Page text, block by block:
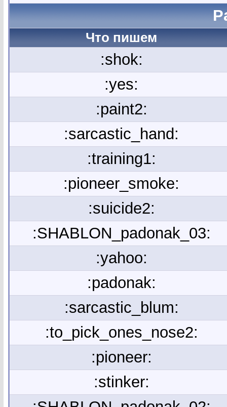
Что пишем
:shok:
:yes:
:paint2:
:sarcastic_hand:
:training1:
:pioneer_smoke:
:suicide2:
:SHABLON_padonak_03:
:yahoo:
:padonak:
:sarcastic_blum:
:to_pick_ones_nose2:
:pioneer:
:stinker: